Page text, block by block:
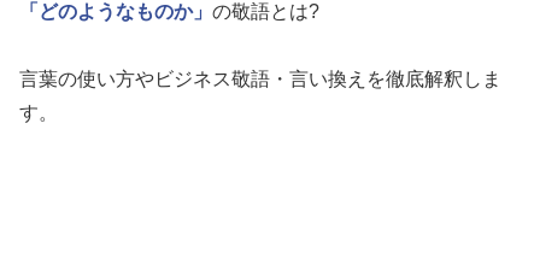
「どのようなものか」 の敬語とは?
言葉の使い方やビジネス敬語・言い換えを徹底解釈しま
す。